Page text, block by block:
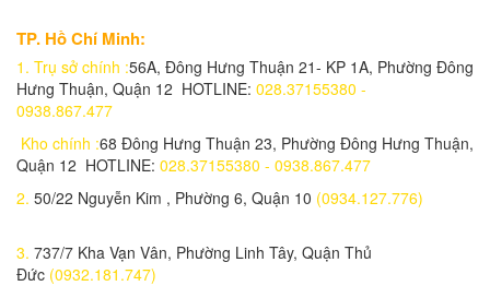
Đèn đường SLM-200/N (SLM-200/N)
Đèn pha 400w -8 khoan led (L65400/8BT )
2.400.000 đ2,200,000 đ
Đèn pha 300w , 4 Bóng (L65300/4B)
1,250,000 đ
TP. Hồ Chí Minh:
1. Trụ sở chính :56A, Đông Hưng Thuận 21- KP 1A, Phường Đông
Hưng Thuận, Quận 12 HOTLINE: 028.37155380 -
0938.867.477
Kho chính :68 Đông Hưng Thuận 23, Phường Đông Hưng Thuận,
Quận 12 HOTLINE: 028.37155380 - 0938.867.477
2. 50/22 Nguyễn Kim , Phường 6, Quận 10 (0934.127.776)
3. 737/7 Kha Vạn Vân, Phường Linh Tây, Quận Thủ
Đức (0932.181.747)